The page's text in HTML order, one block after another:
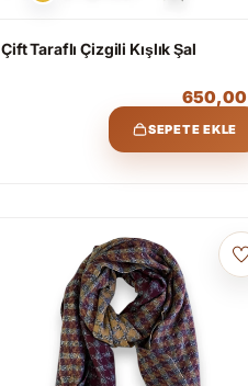
Çift Taraflı Çizgili Kışlık Şal
650,00
SEPETE EKLE